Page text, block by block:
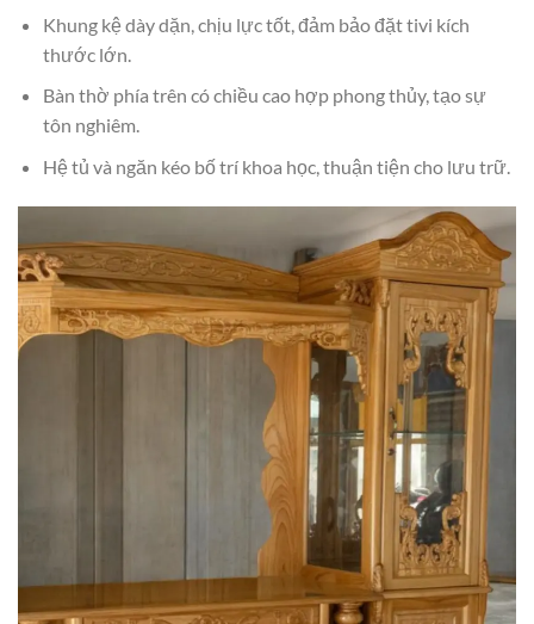
Khung kệ dày dặn, chịu lực tốt, đảm bảo đặt tivi kích
thước lớn.
Bàn thờ phía trên có chiều cao hợp phong thủy, tạo sự
tôn nghiêm.
Hệ tủ và ngăn kéo bố trí khoa học, thuận tiện cho lưu trữ.